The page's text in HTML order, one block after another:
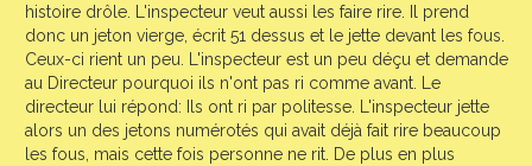
histoire drôle. L'inspecteur veut aussi les faire rire. Il prend
donc un jeton vierge, écrit 51 dessus et le jette devant les fous.
Ceux-ci rient un peu. L'inspecteur est un peu déçu et demande
au Directeur pourquoi ils n'ont pas ri comme avant. Le
directeur lui répond: Ils ont ri par politesse. L'inspecteur jette
alors un des jetons numérotés qui avait déjà fait rire beaucoup
les fous, mais cette fois personne ne rit. De plus en plus